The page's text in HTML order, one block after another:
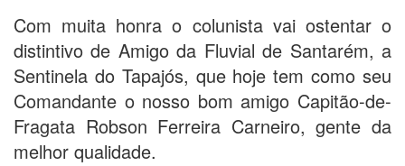
Com muita honra o colunista vai ostentar o
distintivo de Amigo da Fluvial de Santarém, a
Sentinela do Tapajós, que hoje tem como seu
Comandante o nosso bom amigo Capitão-de-
Fragata Robson Ferreira Carneiro, gente da
melhor qualidade.